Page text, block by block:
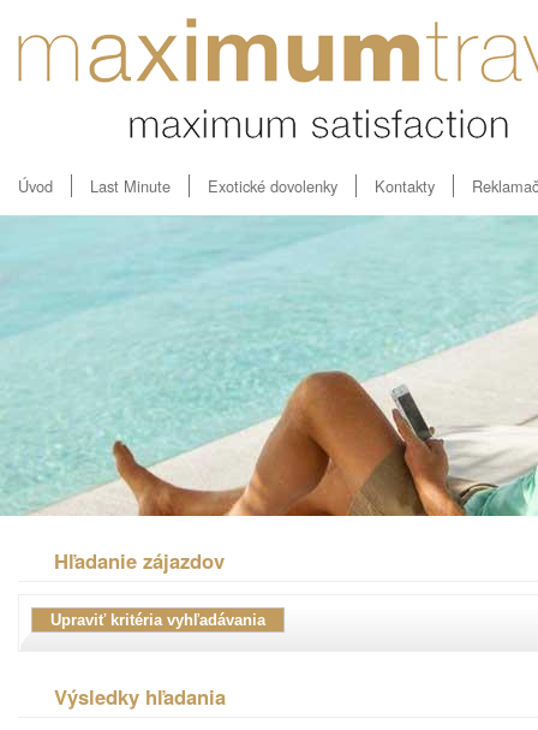
Úvod Last Minute Exotické dovolenky Kontakty
Hľadanie zájazdov
Výsledky hľadania